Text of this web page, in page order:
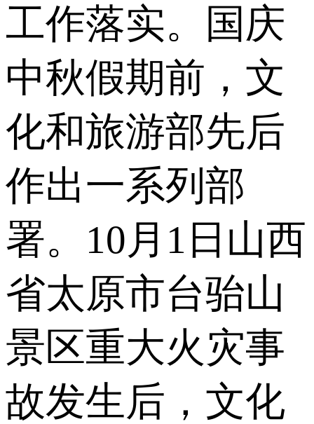
工作落实。国庆
中秋假期前，文
化和旅游部先后
作出一系列部
署。10月1日山西
省太原市台骀山
景区重大火灾事
故发生后，文化